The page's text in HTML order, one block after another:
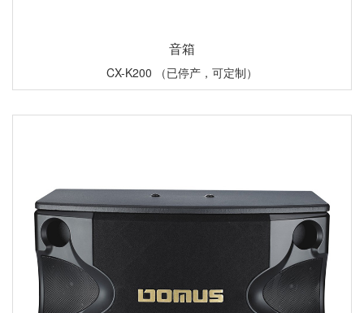
音箱
CX-K200 （已停产，可定制）